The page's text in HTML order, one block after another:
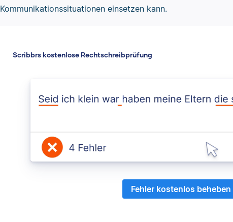
Kommunikationssituationen einsetzen kann.
Scribbrs kostenlose Rechtschreibprüfung
Fehler kostenlos beheben